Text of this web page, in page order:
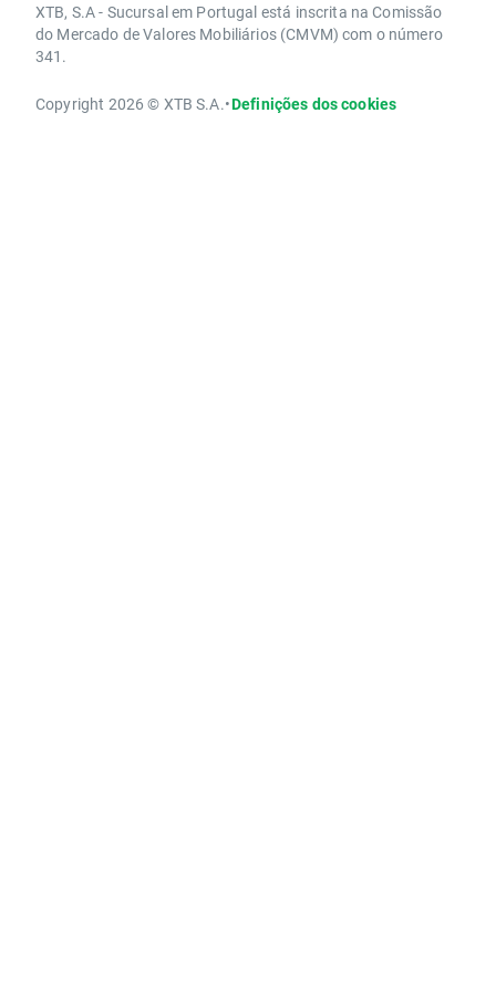
XTB, S.A - Sucursal em Portugal está inscrita na Comissão
do Mercado de Valores Mobiliários (CMVM) com o número
341.
Copyright 2026 © XTB S.A.•Definições dos cookies